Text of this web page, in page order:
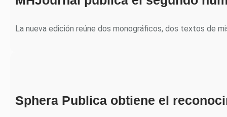
La nueva edición reúne dos monográficos, dos textos de
Sphera Publica obtiene el